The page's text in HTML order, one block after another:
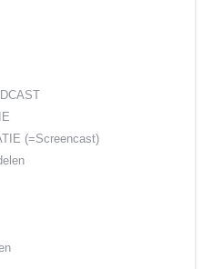
(=Screencast)